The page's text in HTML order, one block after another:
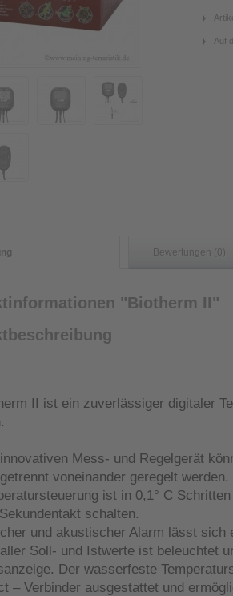
Auf
Bewertungen (0)
"Biotherm II"
II ist ein zuverlässiger digitaler
Mess- und Regelgerät
voneinander geregelt werden.
ist in 0,1° C
schalten.
und akustischer Alarm lässt sich
Soll- und Istwerte ist beleuchtet
Der wasserfeste
– Verbinder ausgestattet und